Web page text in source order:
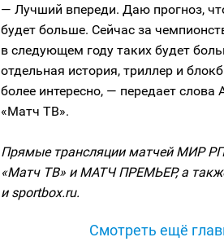
— Лучший впереди. Даю прогноз,
будет больше. Сейчас за
в следующем году таких будет
отдельная история, триллер и
более интересно, — передает слова
«Матч ТВ».
Прямые трансляции матчей МИР
«Матч ТВ» и МАТЧ ПРЕМЬЕР, а
и sportbox.ru.
Смотреть ещё